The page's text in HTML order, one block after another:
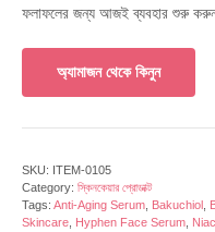
ফলাফলের জন্য আজই ব্যবহার শুরু
অ্যামাজন থেকে কিনুন
SKU: ITEM-0105
Category: স্কিনকেয়ার প্রোডাক্ট
Tags: Anti-Aging Serum Bakuchiol
Skincare Hyphen Face Serum